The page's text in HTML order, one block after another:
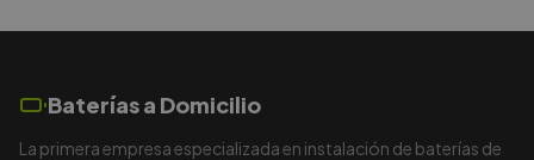
Baterías a Domicilio
La primera empresa especializada en instalación de baterías de